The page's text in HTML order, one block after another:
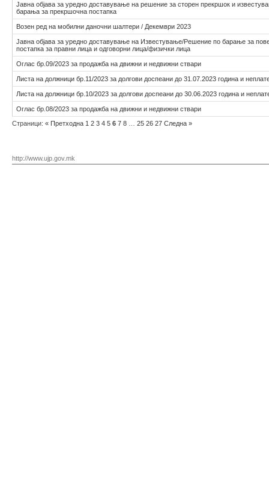
Јавна објава за уредно доставување на решение за сторен прекршок и
барања за прекршочна постапка
Возен ред на мобилни даночни шалтери / Декември 2023
Јавна објава за уредно доставување на Известување/Решение по барање за
постапка за правни лица и одговорни лица/физички лица
Оглас бр.09/2023 за продажба на движни и недвижни ствари
Листа на должници бр.11/2023 за долгови доспеани до 31.07.2023 година и
Листа на должници бр.10/2023 за долгови доспеани до 30.06.2023 година и
Оглас бр.08/2023 за продажба на движни и недвижни ствари
Страници: « Претходна 1 2 3 4 5 6 7 8 25 26 27 Следна »
http://www.ujp.gov.mk